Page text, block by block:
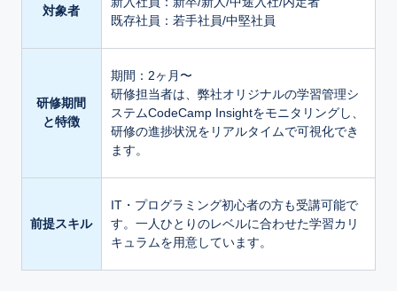
対象者
既存社員：若手社員/中堅社員
研修期間
と特徴
期間：2ヶ月〜
研修担当者は、弊社オリジナルの学習管理シ
ステムCodeCamp Insightをモニタリングし、
研修の進捗状況をリアルタイムで可視化でき
ます。
前提スキル
IT・プログラミング初心者の方も受講可能で
す。一人ひとりのレベルに合わせた学習カリ
キュラムを用意しています。